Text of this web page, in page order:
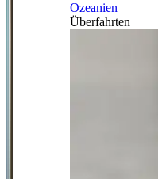
Ozeanien
Überfahrten